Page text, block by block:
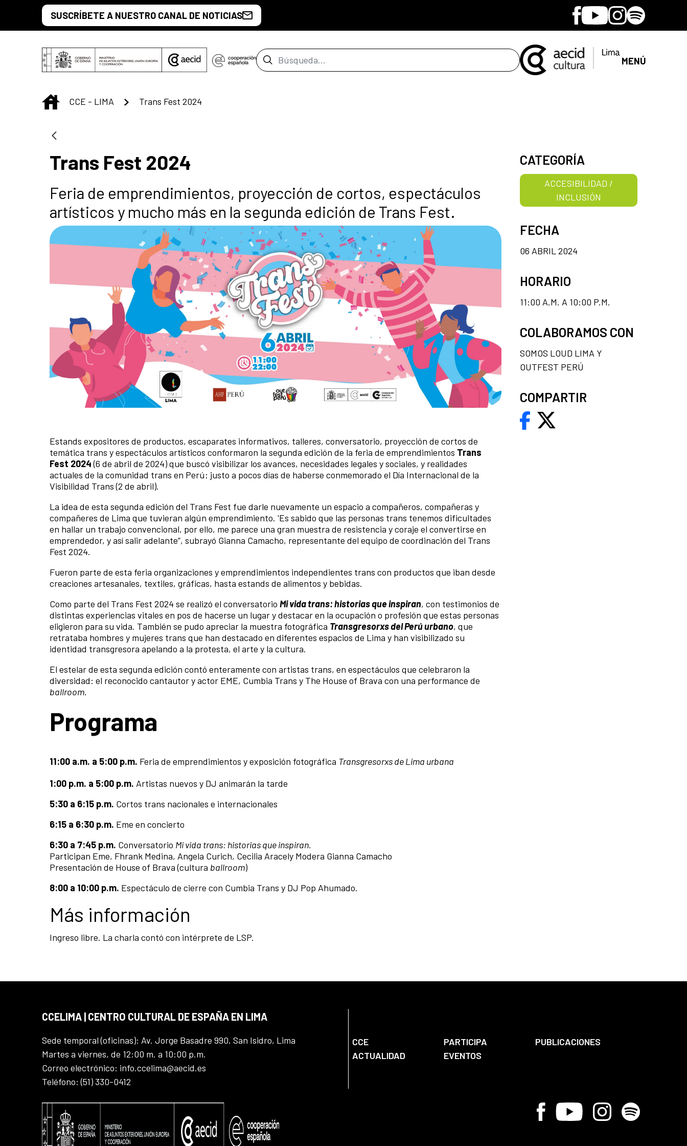
Saltar al contenido principal
SUSCRÍBETE A NUESTRO CANAL DE NOTICIAS Facebook
YoutubeInstagram
Spotify
Barra de búsqueda MENÚ
INICIO
CCE - LIMA Trans Fest 2024
Trans Fest 2024
Feria de emprendimientos, proyección de cortos, espectáculos
artísticos y mucho más en la segunda edición de Trans Fest.
Estands expositores de productos, escaparates informativos, talleres, conversatorio, proyección de cortos de
temática trans y espectáculos artísticos conformaron la segunda edición de la feria de emprendimientos Trans
Fest 2024(6 de abril de 2024) que buscó visibilizar los avances, necesidades legales y sociales, y realidades
actuales de la comunidad trans en Perú; justo a pocos días de haberse conmemorado el Día Internacional de la
Visibilidad Trans (2 de abril).
La idea de esta segunda edición del Trans Fest fue darle nuevamente un espacio a compañeros, compañeras y
compañeres de Lima que tuvieran algún emprendimiento. 'Es sabido que las personas trans tenemos dificultades
en hallar un trabajo convencional, por ello, me parece una gran muestra de resistencia y coraje el convertirse en
emprendedor, y así salir adelante”, subrayó Gianna Camacho, representante del equipo de coordinación del Trans
Fest 2024.
Fueron parte de esta feria organizaciones y emprendimientos independientes trans con productos que iban desde
creaciones artesanales, textiles, gráficas, hasta estands de alimentos y bebidas.
Como parte del Trans Fest 2024 se realizó el conversatorio Mi vida trans: historias que inspiran, con testimonios de
distintas experiencias vitales en pos de hacerse un lugar y destacar en la ocupación o profesión que estas personas
eligieron para su vida. También se pudo apreciar la muestra fotográfica Transgresorxs del Perú urbano, que
retrataba hombres y mujeres trans que han destacado en diferentes espacios de Lima y han visibilizado su
identidad transgresora apelando a la protesta, el arte y la cultura.
El estelar de esta segunda edición contó enteramente con artistas trans, en espectáculos que celebraron la
diversidad: el reconocido cantautor y actor EME, Cumbia Trans y The House of Brava con una performance de
ballroom.
Programa
11:00 a.m. a 5:00 p.m. Feria de emprendimientos y exposición fotográfica Transgresorxs de Lima urbana
1:00 p.m. a 5:00 p.m. Artistas nuevos y DJ animarán la tarde
5:30 a 6:15 p.m. Cortos trans nacionales e internacionales
6:15 a 6:30 p.m. Eme en concierto
6:30 a 7:45 p.m. Conversatorio Mi vida trans: historias que inspiran.
Participan Eme, Fhrank Medina, Angela Curich, Cecilia Aracely Modera Gianna Camacho
Presentación de House of Brava (cultura ballroom)
8:00 a 10:00 p.m. Espectáculo de cierre con Cumbia Trans y DJ Pop Ahumado.
Más información
Ingreso libre. La charla contó con intérprete de LSP.
CATEGORÍA
ACCESIBILIDAD /
INCLUSIÓN
FECHA
06 ABRIL 2024
HORARIO
11:00 A.M. A 10:00 P.M.
COLABORAMOS CON
SOMOS LOUD LIMA Y
OUTFEST PERÚ
COMPARTIR
CCELIMA | CENTRO CULTURAL DE ESPAÑA EN LIMA
Sede temporal (oficinas): Av. Jorge Basadre 990, San Isidro, Lima
Martes a viernes, de 12:00 m. a 10:00 p.m.
Correo electrónico: info.ccelima@aecid.es
Teléfono: (51) 330-0412
CCE PARTICIPA
PUBLICACIONES
ACTUALIDAD
EVENTOS
Facebook
Youtube InstagramSpotify